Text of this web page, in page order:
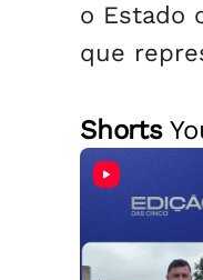
o Estado
que
Shorts